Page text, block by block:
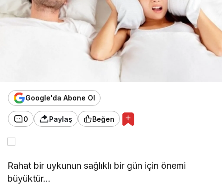
Google'da Abone Ol
0 Paylaş Beğen
Rahat bir uykunun sağlıklı bir gün için önemi
büyüktür…